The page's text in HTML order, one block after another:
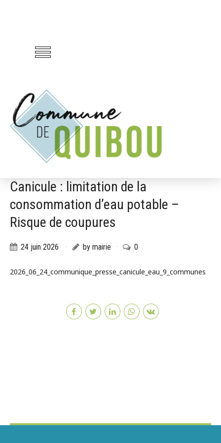
Canicule : limitation de la
consommation d’eau potable –
Risque de coupures
24 juin 2026 by mairie 0
2026_06_24_communique_presse_canicule_eau_9_communes